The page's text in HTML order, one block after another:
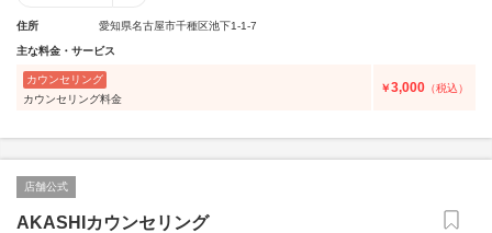
住所 愛知県名古屋市千種区池下1-1-7
主な料金・サービス
カウンセリング
カウンセリング料金
￥3,000 （税込）
店舗公式
AKASHIカウンセリング